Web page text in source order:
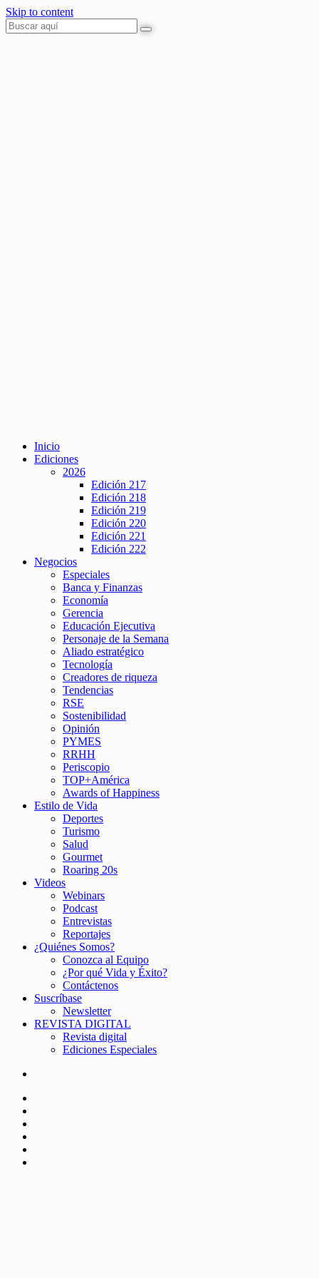
Skip to content
Inicio
Ediciones
2026
Edición 217
Edición 218
Edición 219
Edición 220
Edición 221
Edición 222
Negocios
Especiales
Banca y Finanzas
Economía
Gerencia
Educación Ejecutiva
Personaje de la Semana
Aliado estratégico
Tecnología
Creadores de riqueza
Tendencias
RSE
Sostenibilidad
Opinión
PYMES
RRHH
Periscopio
TOP+América
Awards of Happiness
Estilo de Vida
Deportes
Turismo
Salud
Gourmet
Roaring 20s
Videos
Webinars
Podcast
Entrevistas
Reportajes
¿Quiénes Somos?
Conozca al Equipo
¿Por qué Vida y Éxito?
Contáctenos
Suscríbase
Newsletter
REVISTA DIGITAL
Revista digital
Ediciones Especiales